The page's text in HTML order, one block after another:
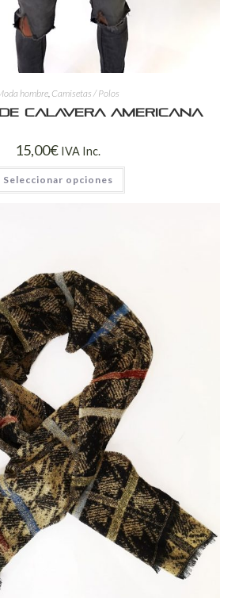
hombre Camisetas / Polos
calavera americana
15,00€ IVA Inc.
Seleccionar opciones